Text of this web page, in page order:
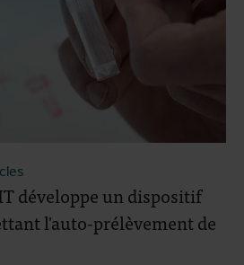
développe un dispositif
l'auto-prélèvement de